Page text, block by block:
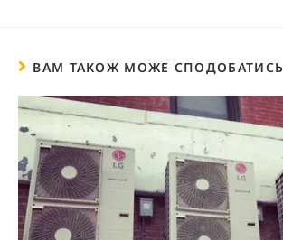
ВАМ ТАКОЖ МОЖЕ СПОДОБАТИСЬ